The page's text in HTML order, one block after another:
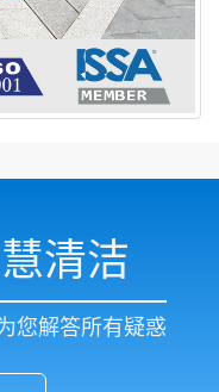
清洁
您解答所有疑惑